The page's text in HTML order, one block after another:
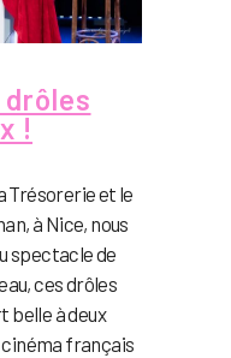
!
Trésorerie et le
à Nice, nous
spectacle de
ces drôles
belle à deux
français